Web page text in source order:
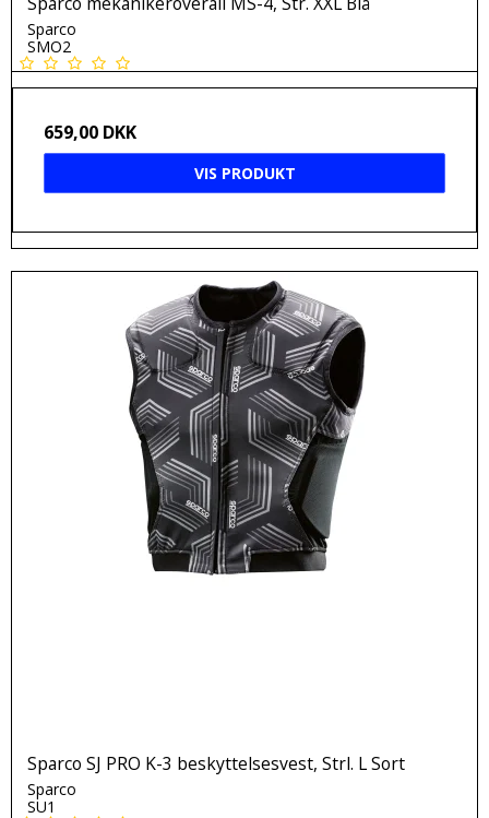
Sparco
SMO2
659,00 DKK
VIS PRODUKT
Sparco SJ PRO K-3 beskyttelsesvest, Strl. L Sort
Sparco
SU1